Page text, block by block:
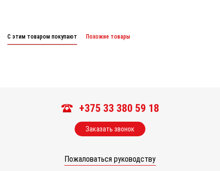
С этим товаром покупают Похожие товары
+375 33 380 59 18
Заказать звонок
Пожаловаться руководству